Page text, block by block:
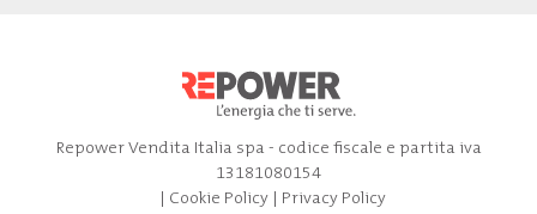
Repower Vendita Italia spa - codice fiscale e partita iva
13181080154
| Cookie Policy| Privacy Policy